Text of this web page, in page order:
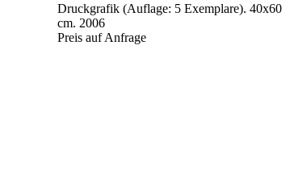
Druckgrafik (Auflage: 5 Exemplare). 40x60
cm. 2006
Preis auf Anfrage